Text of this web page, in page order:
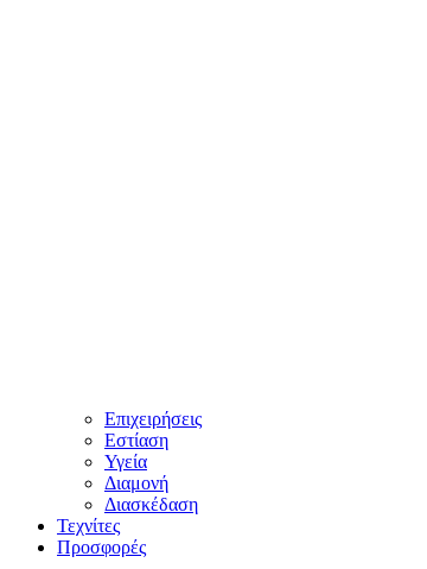
Επιχειρήσεις
Εστίαση
Υγεία
Διαμονή
Διασκέδαση
Τεχνίτες
Προσφορές